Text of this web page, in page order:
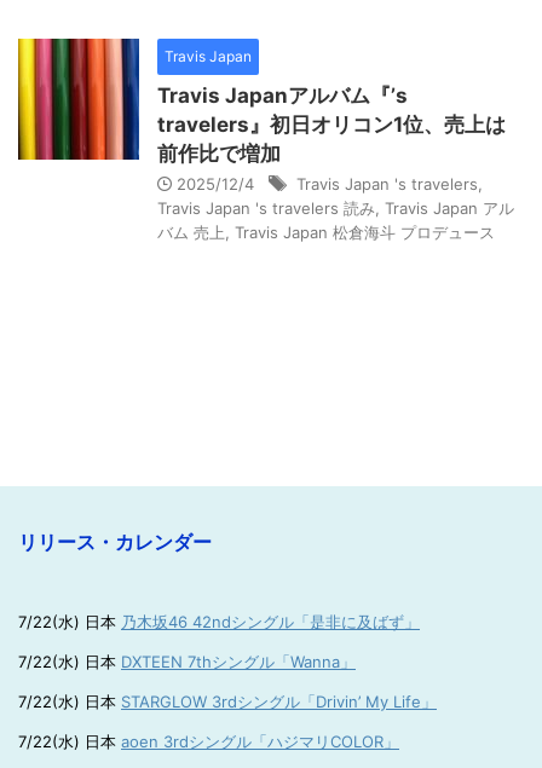
Travis Japan
Travis Japanアルバム『’s
travelers』初日オリコン1位、売上は
前作比で増加
2025/12/4 Travis Japan 's travelers
Travis Japan 's travelers 読み Travis Japan アル
バム 売上 Travis Japan 松倉海斗 プロデュース
リリース・カレンダー
7/22(水) 日本 乃木坂46 42ndシングル「是非に及ばず」
7/22(水) 日本 DXTEEN 7thシングル「Wanna」
7/22(水) 日本 STARGLOW 3rdシングル「Drivin’ My Life」
7/22(水) 日本 aoen 3rdシングル「ハジマリCOLOR」